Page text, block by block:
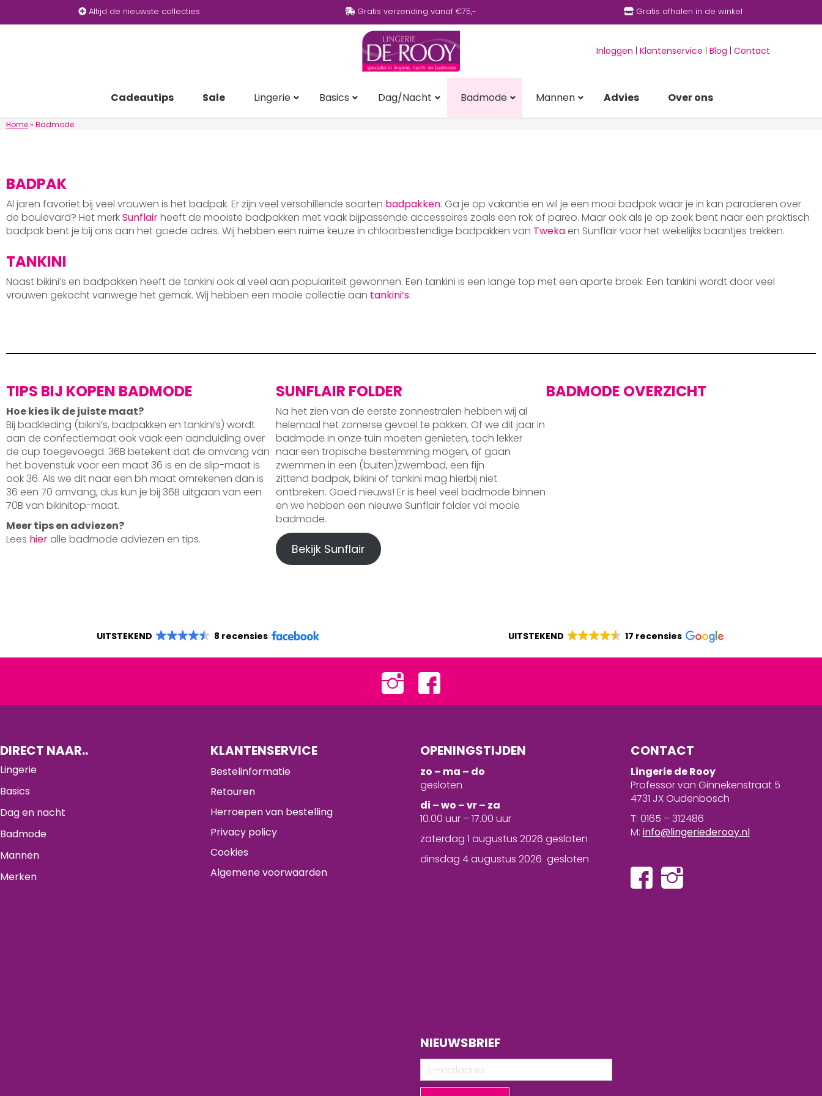
Altijd de nieuwste collecties Gratis verzending vanaf €75,- Gratis afhalen in de winkel
Inloggen Klantenservice Blog Contact
Cadeautips Sale Lingerie Basics Dag/Nacht Badmode Mannen Advies Over ons
Home» Badmode
BADPAK
Al jaren favoriet bij veel vrouwen is het badpak. Er zijn veel verschillende soorten badpakken. Ga je op vakantie en wil je een mooi badpak waar je in kan paraderen over
de boulevard? Het merkSunflairheeft de mooiste badpakken met vaak bijpassende accessoires zoals een rok of pareo. Maar ook als je op zoek bent naar een praktisch
badpak bent je bij ons aan het goede adres. Wij hebben een ruime keuze in chloorbestendige badpakken van Tweka en Sunflair voor het wekelijks baantjes trekken.
TANKINI
Naast bikini’s en badpakken heeft de tankini ook al veel aan populariteit gewonnen. Een tankini is een lange top met een aparte broek. Een tankini wordt door veel
vrouwen gekocht vanwege het gemak. Wij hebben een mooie collectie aan tankini’s.
TIPS BIJ KOPEN BADMODE
Hoe kies ik de juiste maat?
Bij badkleding (bikini’s, badpakken en tankini’s) wordt
aan de confectiemaat ook vaak een aanduiding over
de cup toegevoegd. 36B betekent dat de omvang van
het bovenstuk voor een maat 36 is en de slip-maat is
ook 36. Als we dit naar een bh maat omrekenen dan is
36 een 70 omvang, dus kun je bij 36B uitgaan van een
70B van bikinitop-maat.
Meer tips en adviezen?
Lees hier alle badmode adviezen en tips.
SUNFLAIR FOLDER
Na het zien van de eerste zonnestralen hebben wij al
helemaal het zomerse gevoel te pakken. Of we dit jaar in
badmode in onze tuin moeten genieten, toch lekker
naar een tropische bestemming mogen, of gaan
zwemmen in een (buiten)zwembad, een fijn
zittend badpak, bikini of tankini mag hierbij niet
ontbreken. Goed nieuws! Er is heel veel badmode binnen
en we hebben een nieuwe Sunflair folder vol mooie
badmode.
Bekijk Sunflair
BADMODE OVERZICHT
UITSTEKEND 8 recensies UITSTEKEND 17 recensies
DIRECT NAAR..
Lingerie
Basics
Dag en nacht
Badmode
Mannen
Merken
KLANTENSERVICE
Bestelinformatie
Retouren
Herroepen van bestelling
Privacy policy
Cookies
Algemene voorwaarden
OPENINGSTIJDEN
zo – ma – do
gesloten
di – wo – vr – za
10.00 uur – 17.00 uur
zaterdag 1 augustus 2026 gesloten
dinsdag 4 augustus 2026 gesloten
NIEUWSBRIEF
CONTACT
Lingerie de Rooy
Professor van Ginnekenstraat 5
4731 JX Oudenbosch
T: 0165 – 312486
M: info@lingeriederooy.nl